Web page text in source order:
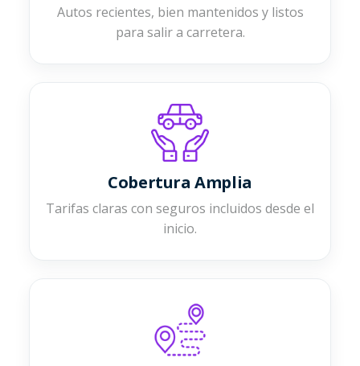
Autos recientes, bien mantenidos y listos
para salir a carretera.
Cobertura Amplia
Tarifas claras con seguros incluidos desde el
inicio.